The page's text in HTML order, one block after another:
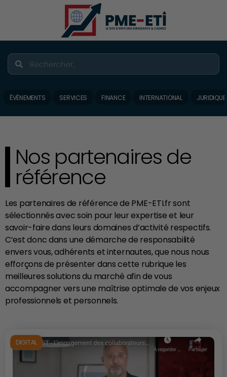
ÉVÈNEMENTS SERVICES FINANCE INTERNATIONAL JURIDIQUE
Nos partenaires de
référence
Les partenaires de référence de PME-ETI.fr sont
sélectionnés avec soin pour leur expertise et leur
savoir-faire dans leurs domaines d’activité respectifs.
C’est donc dans une démarche de responsabilité
envers vous, adhérents et internautes, que nous nous
efforçons de présenter dans cette rubrique les
meilleures solutions du marché afin de vous
accompagner vers une maîtrise optimale de vos enjeux
professionnels et personnels.
DIGITAL